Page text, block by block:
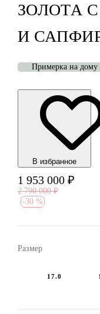
ЗОЛОТА
И
Примерка на дому
В избранноe
1 953 000 ₽
2 790 000 ₽
-30 %
Размер
17.0